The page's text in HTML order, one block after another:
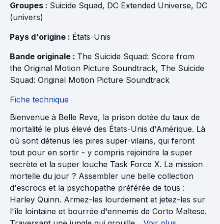
Groupes : Suicide Squad, DC Extended Universe, DC
(univers)
Pays d'origine : États-Unis
Bande originale : The Suicide Squad: Score from
the Original Motion Picture Soundtrack, The Suicide
Squad: Original Motion Picture Soundtrack
Fiche technique
Bienvenue à Belle Reve, la prison dotée du taux de
mortalité le plus élevé des États-Unis d'Amérique. Là
où sont détenus les pires super-vilains, qui feront
tout pour en sortir - y compris rejoindre la super
secrète et la super louche Task Force X. La mission
mortelle du jour ? Assembler une belle collection
d'escrocs et la psychopathe préférée de tous :
Harley Quinn. Armez-les lourdement et jetez-les sur
l'île lointaine et bourrée d'ennemis de Corto Maltese.